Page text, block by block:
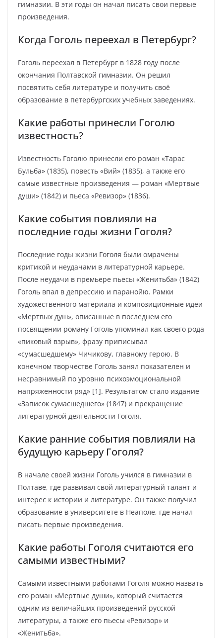
гимназии. В эти годы он начал писать свои первые
произведения.
Когда Гоголь переехал в Петербург?
Гоголь переехал в Петербург в 1828 году после
окончания Полтавской гимназии. Он решил
посвятить себя литературе и получить своё
образование в петербургских учебных заведениях.
Какие работы принесли Гоголю
известность?
Известность Гоголю принесли его роман «Тарас
Бульба» (1835), повесть «Вий» (1835), а также его
самые известные произведения — роман «Мертвые
души» (1842) и пьеса «Ревизор» (1836).
Какие события повлияли на
последние годы жизни Гоголя?
Последние годы жизни Гоголя были омрачены
критикой и неудачами в литературной карьере.
После неудачи в премьере пьесы «Женитьба» (1842)
Гоголь впал в депрессию и паранойю. Рамки
художественного материала и композиционные идеи
«Мертвых душ», описанные в последнем его
посвящении роману Гоголь упоминал как своего рода
«пиковый взрыв», фразу приписывал
«сумасшедшему» Чичикову, главному герою. В
конечном творчестве Гоголь занял показателен и
несравнимый по уровню психоэмоциональной
напряженности ряд» [1]. Результатом стало издание
«Записок сумасшедшего» (1847) и прекращение
литературной деятельности Гоголя.
Какие ранние события повлияли на
будущую карьеру Гоголя?
В начале своей жизни Гоголь учился в гимназии в
Полтаве, где развивал свой литературный талант и
интерес к истории и литературе. Он также получил
образование в университете в Неаполе, где начал
писать первые произведения.
Какие работы Гоголя считаются его
самыми известными?
Самыми известными работами Гоголя можно назвать
его роман «Мертвые души», который считается
одним из величайших произведений русской
литературы, а также его пьесы «Ревизор» и
«Женитьба».